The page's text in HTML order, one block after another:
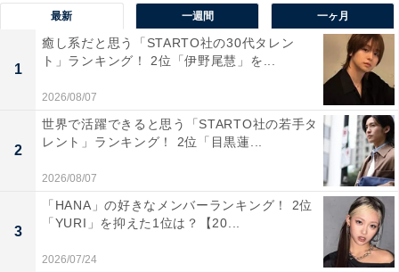
福岡市を中心に、糸島市、宗像市、太宰府市などを対象
に交付されている福岡ナンバー。県庁所在地である福岡
市を含んでいることもあり、県内で最も歴史が古く、登
録車両数が多いナンバーです。九州の中心地であり、県
内でも最も人口が多い福岡市。その知名度の高さなどか
ら、多くの人に「格好いい」という印象を与えているよ
うです。
回答者からは「活気ある街のイメージと、食や文化の魅
力が詰まっているから」（30代女性／東京都）、「福岡
最新 一週間 一ヶ月
1
癒し系だと思う「STARTO社の30代タレン
ト」ランキング！ 2位「伊野尾慧」を...
2026/08/07
2
世界で活躍できると思う「STARTO社の若手タ
レント」ランキング！ 2位「目黒蓮...
2026/08/07
3
「HANA」の好きなメンバーランキング！ 2位
「YURI」を抑えた1位は？【20...
2026/07/24